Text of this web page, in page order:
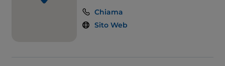
Chiama
Sito Web